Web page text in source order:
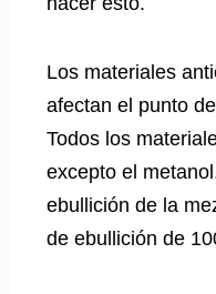
Los materiales
afectan el punto
Todos los
excepto el
ebullición de la
de ebullición de